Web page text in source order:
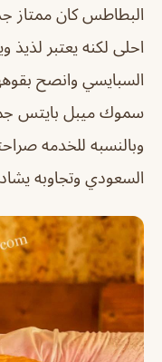
البطاطس كان ممتاز
احلى لكنه يعتبر
السبايسي وانصح
سموك ميبل بايتس
وبالنسبه للخدمه
السعودي وتجاوبه